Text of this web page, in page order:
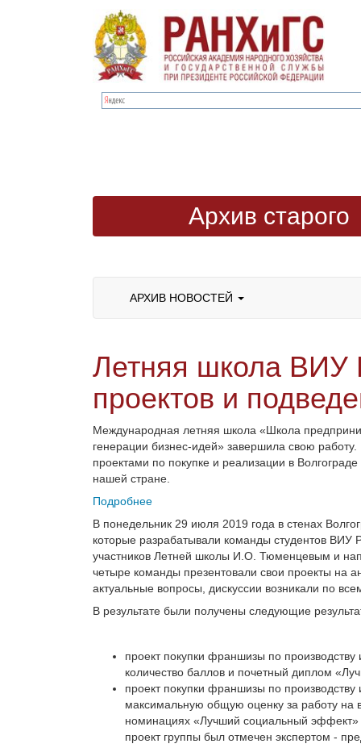
Архив старого
АРХИВ НОВОСТЕЙ
Летняя школа
проектов и
Международная летняя школа «Школа
генерации бизнес-идей» завершила свою
проектами по покупке и реализации в
нашей стране.
Подробнее
В понедельник 29 июля 2019 года в стенах
которые разрабатывали команды студентов
участников Летней школы И.О. Тюменцевым и
четыре команды презентовали свои проекты на
актуальные вопросы, дискуссии возникали по
В результате были получены следующие
проект покупки франшизы по
количество баллов и почетный диплом
проект покупки франшизы по
максимальную общую оценку за работу на
номинациях «Лучший социальный
проект группы был отмечен экспертом -